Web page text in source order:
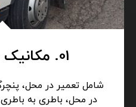
01. مکانیک سیار تهران
شامل تعمیر در محل،
در محل، باطری به